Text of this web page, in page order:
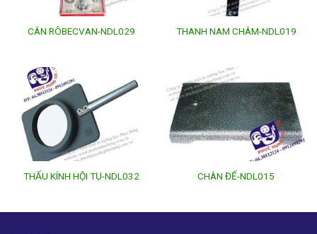
CÂN RÔBECVAN-NDL029 THANH NAM CHÂM-NDL019
THẤU KÍNH HỘI TỤ-NDL032 CHÂN ĐẾ-NDL015